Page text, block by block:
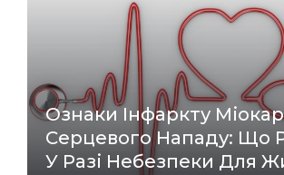
Ознаки Інфаркту
Серцевого Нападу: Що
У Разі Небезпеки Для